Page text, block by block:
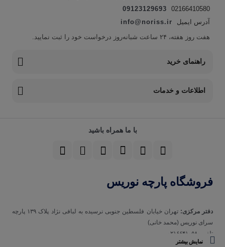
02166410580
09123129693
آدرس ایمیل
info@noriss.ir
هفت روز هفته، ۲۴ ساعت شبانه‌روز درخواست خود را ثبت نمایید.
راهنمای خرید
اطلاعات و خدمات
با ما همراه باشید
فروشگاه پارچه نوریس
دفتر مرکزی:
تهران خیابان فلسطین جنوبی نرسیده به لبافی نژاد پلاک ۱۳۹ پارچه‌
سرای نوريس (محمد خانی)
تلفن ۰۲۱۶۶۴۱۰۵۸۰
تلفن همراه 09123129693
نمایش بیشتر